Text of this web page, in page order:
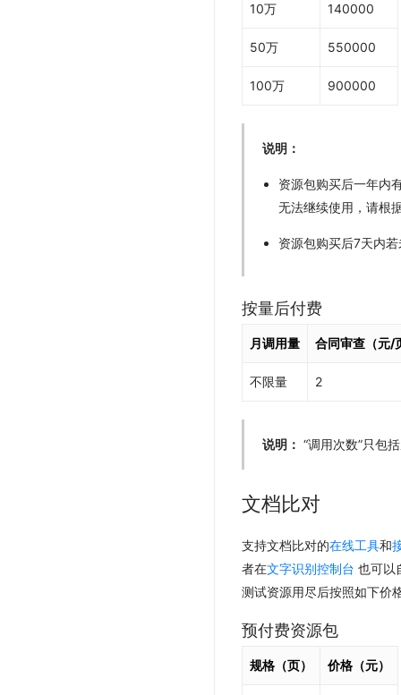
10万 140000
50万 550000
100万 900000
说明：
资源包购买后一年内
无法继续使用，请根
资源包购买后7天内
按量后付费
月调用量 合同审查（元/
不限量 2
说明： “调用次数”只包
文档比对
支持文档比对的在线工具和
者在文字识别控制台 也可以
测试资源用尽后按照如下价
预付费资源包
规格（页） 价格（元）